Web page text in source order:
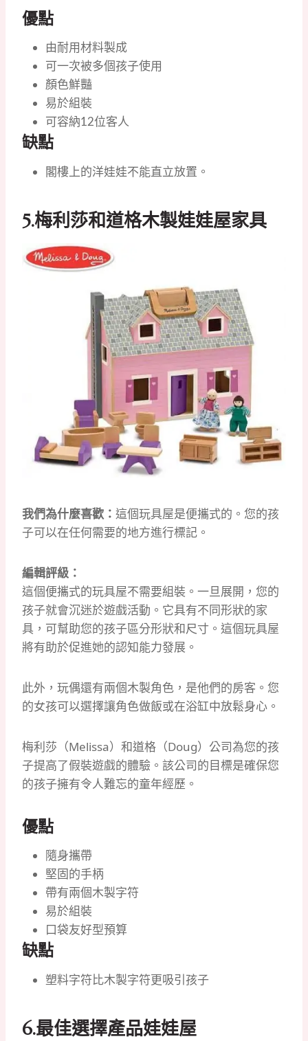
優點
由耐用材料製成
可一次被多個孩子使用
顏色鮮豔
易於組裝
可容納12位客人
缺點
閣樓上的洋娃娃不能直立放置。
5.梅利莎和道格木製娃娃屋家具
我們為什麼喜歡： 這個玩具屋是便攜式的。 您的孩
子可以在任何需要的地方進行標記。
編輯評級：
這個便攜式的玩具屋不需要組裝。 一旦展開，您的
孩子就會沉迷於遊戲活動。 它具有不同形狀的家
具，可幫助您的孩子區分形狀和尺寸。 這個玩具屋
將有助於促進她的認知能力發展。
此外，玩偶還有兩個木製角色，是他們的房客。 您
的女孩可以選擇讓角色做飯或在浴缸中放鬆身心。
梅利莎（Melissa）和道格（Doug）公司為您的孩
子提高了假裝遊戲的體驗。 該公司的目標是確保您
的孩子擁有令人難忘的童年經歷。
優點
隨身攜帶
堅固的手柄
帶有兩個木製字符
易於組裝
口袋友好型預算
缺點
塑料字符比木製字符更吸引孩子
6.最佳選擇產品娃娃屋